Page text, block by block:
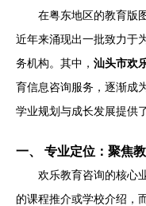
在粤东地区的教育版
近年来涌现出一批致力于
务机构。其中， 汕头市欢
育信息咨询服务，逐渐成
学业规划与成长发展提供
一、 专业定位：聚焦
欢乐教育咨询的核心
的课程推介或学校介绍，